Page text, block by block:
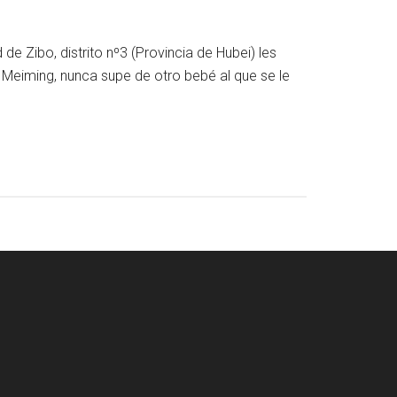
Zibo, distrito nº3 (Provincia de Hubei) les
nunca supe de otro bebé al que se le